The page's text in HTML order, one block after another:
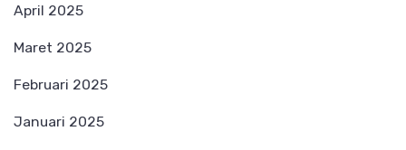
April 2025
Maret 2025
Februari 2025
Januari 2025